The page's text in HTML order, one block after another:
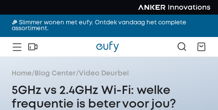
🎉 Slimmer wonen met eufy. Ontdek vandaag het complete
assortiment.
Home/ Blog Center/Video Deurbel
5GHz vs 2.4GHz Wi-Fi: welke
frequentie is beter voor jou?